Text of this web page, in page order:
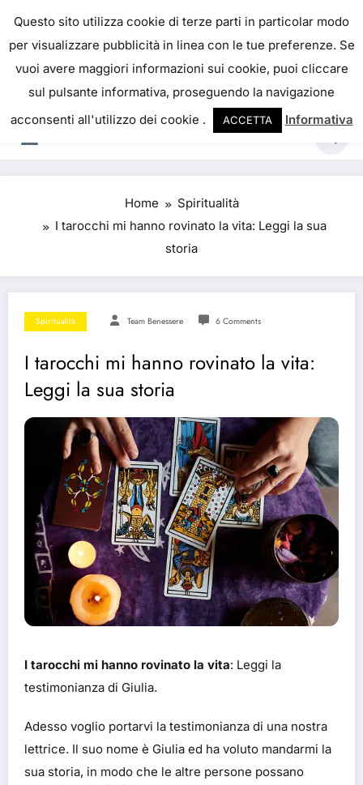
content
IL PORTALE DEL BENESSERE
La salute è come il denaro, non abbiamo mai una
vera idea del suo valore fino a quando la
perdiamo. Josh Billings
Home
Spiritualità
I tarocchi mi hanno rovinato la vita: Leggi la sua
storia
Spiritualità Team Benessere 6 Comments
I tarocchi mi hanno rovinato la vita:
Leggi la sua storia
I tarocchi mi hanno rovinato la vita: Leggi la
testimonianza di Giulia.
Adesso voglio portarvi la testimonianza di una nostra
lettrice. Il suo nome è Giulia ed ha voluto mandarmi la
sua storia, in modo che le altre persone possano
Questo sito utilizza cookie di terze parti in particolar modo
per visualizzare pubblicità in linea con le tue preferenze. Se
vuoi avere maggiori informazioni sui cookie, puoi cliccare
sul pulsante informativa, proseguendo la navigazione
acconsenti all'utilizzo dei cookie .
ACCETTA Informativa